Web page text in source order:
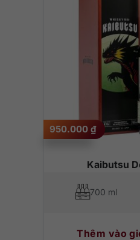
Kaibutsu
950.000 ₫
700 ml
Thêm vào